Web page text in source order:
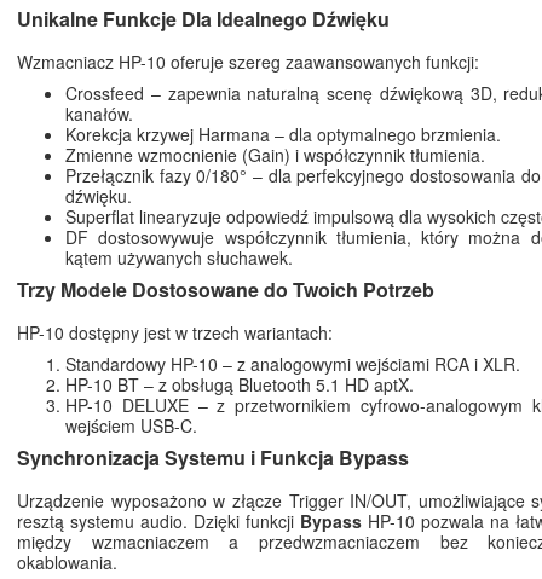
Unikalne Funkcje Dla Idealnego Dźwięku
Wzmacniacz HP-10 oferuje szereg zaawansowanych funkcji:
Crossfeed – zapewnia naturalną scenę dźwiękową 3D,
kanałów.
Korekcja krzywej Harmana – dla optymalnego brzmienia.
Zmienne wzmocnienie (Gain) i współczynnik tłumienia.
Przełącznik fazy 0/180° – dla perfekcyjnego dostosowania
dźwięku.
Superflat linearyzuje odpowiedź impulsową dla wysokich
DF dostosowywuje współczynnik tłumienia, który można
kątem używanych słuchawek.
Trzy Modele Dostosowane do Twoich Potrzeb
HP-10 dostępny jest w trzech wariantach:
Standardowy HP-10 – z analogowymi wejściami RCA i XLR.
HP-10 BT – z obsługą Bluetooth 5.1 HD aptX.
HP-10 DELUXE – z przetwornikiem cyfrowo-analogowym
wejściem USB-C.
Synchronizacja Systemu i Funkcja Bypass
Urządzenie wyposażono w złącze Trigger IN/OUT, umożliwiające
resztą systemu audio. Dzięki funkcji Bypass HP-10 pozwala na
między wzmacniaczem a przedwzmacniaczem bez
okablowania.